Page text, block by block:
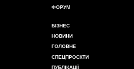
ФОРУМ
БІЗНЕС
НОВИНИ
ГОЛОВНЕ
СПЕЦПРОЄКТИ
ПУБЛІКАЦІЇ